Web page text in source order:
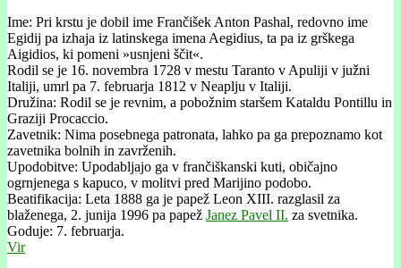
Ime: Pri krstu je dobil ime Frančišek Anton Pashal, redovno ime
Egidij pa izhaja iz latinskega imena Aegidius, ta pa iz grškega
Aigidios, ki pomeni »usnjeni ščit«.
Rodil se je 16. novembra 1728 v mestu Taranto v Apuliji v južni
Italiji, umrl pa 7. februarja 1812 v Neaplju v Italiji.
Družina: Rodil se je revnim, a pobožnim staršem Kataldu Pontillu in
Graziji Procaccio.
Zavetnik: Nima posebnega patronata, lahko pa ga prepoznamo kot
zavetnika bolnih in zavrženih.
Upodobitve: Upodabljajo ga v frančiškanski kuti, običajno
ogrnjenega s kapuco, v molitvi pred Marijino podobo.
Beatifikacija: Leta 1888 ga je papež Leon XIII. razglasil za
blaženega, 2. junija 1996 pa papež Janez Pavel II. za svetnika.
Goduje: 7. februarja.
Vir